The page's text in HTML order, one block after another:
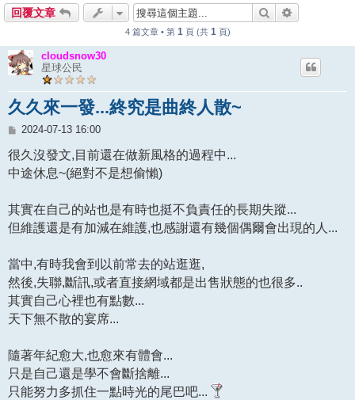
回覆文章 搜尋
4 篇文章 • 第 1 頁 (共 1 頁)
cloudsnow30
星球公民
久久來一發...終究是曲終人散~
文
2024-07-13 16:00
很久沒發文,目前還在做新風格的過程中...
中途休息~(絕對不是想偷懶)
其實在自己的站也是有時也挺不負責任的長期失蹤...
但維護還是有加減在維護,也感謝還有幾個偶爾會出現的人...
當中,有時我會到以前常去的站逛逛,
然後,失聯,斷訊,或者直接網域都是出售狀態的也很多..
其實自己心裡也有點數...
天下無不散的宴席...
隨著年紀愈大,也愈來有體會...
只是自己還是學不會斷捨離...
只能努力多抓住一點時光的尾巴吧...